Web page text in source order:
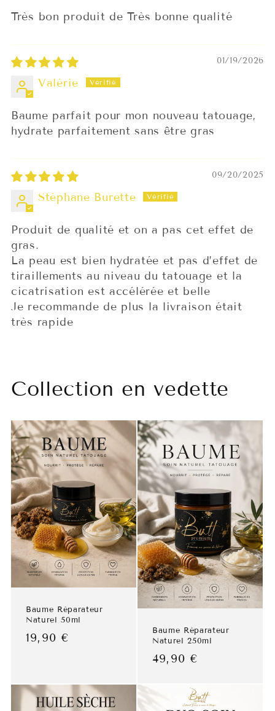
Très bon produit de Très bonne qualité
01/19/2026
Valérie
Baume parfait pour mon nouveau tatouage,
hydrate parfaitement sans être gras
09/20/2025
Stéphane Burette
Produit de qualité et on a pas cet effet de
gras.
La peau est bien hydratée et pas d’effet de
tiraillements au niveau du tatouage et la
cicatrisation est accélérée et belle
Je recommande de plus la livraison était
très rapide
Collection en vedette
Baume Réparateur
Naturel 50ml
Prix
Prix
19,90 €
Baume Réparateur
Naturel 250ml
Prix
Prix
49,90 €
RÉDUCTION
réduction sur votre première commande et un
accès exclusif à nos meilleures offres.
NON, MERCI